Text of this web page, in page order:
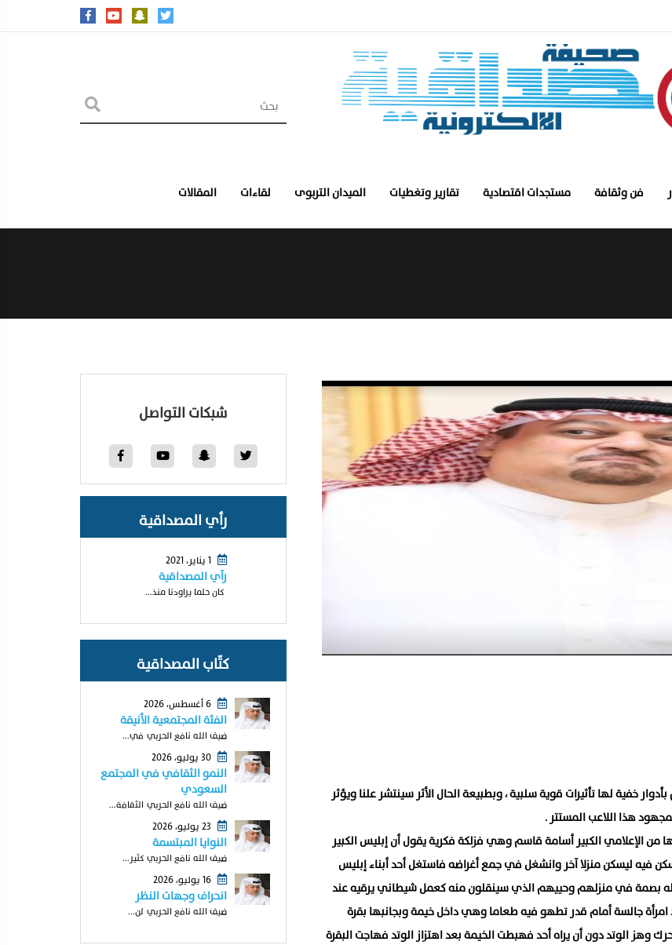
فن وثقافة مستجدات اقتصادية تقارير وتغطيات الميدان التربوى لقاءات المقالات
خفية لها تأثيرات قوية سلبية ، وبطبيعة الحال الأثر سينتشر علنا ويؤثر
هذا اللاعب المستتر .
الإعلامي الكبير أسامة قاسم وهي فزلكة فكرية يقول أن إبليس الكبير
فيه ليسكن منزلا آخر وانشغل في جمع أغراضه فاستغل أحد أبناء إبليس
بصمة في منزلهم وحييهم الذي سينقلون منه كعمل شيطاني يرقيه عند
جالسة أمام قدر تطهو فيه طعاما وهي داخل خيمة وبجانبها بقرة
وهز الوتد دون أن يراه أحد فهبطت الخيمة بعد اهتزاز الوتد فهاجت البقرة
شبكات التواصل
رأي المصداقية
رآي المصداقية
كان حلما يراودنا منذ...
كتّاب المصداقية
الفئة المجتمعية الأنيقة
ضيف الله نافع الحربي في...
النمو الثقافي في المجتمع
السعودي
ضيف الله نافع الحربي الثقافة...
النوايا المبتسمة
ضيف الله نافع الحربي كثير...
انحراف وجهات النظر
ضيف الله نافع الحربي لن...